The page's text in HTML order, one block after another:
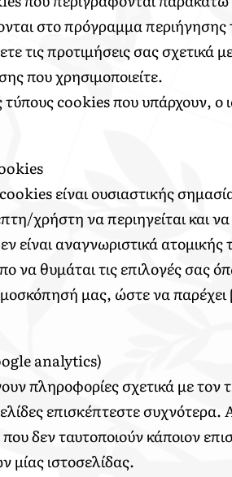
στο πρόγραμμα
τις προτιμήσεις σας
που χρησιμοποιείτε.
τύπους cookies που υπάρχουν, ο
είναι ουσιαστικής
χρήστη να περιηγείται και
είναι αναγνωριστικά
να θυμάται τις επιλογές σας
μας, ώστε να παρέχει
analytics)
πληροφορίες σχετικά με τον
επισκέπτεστε
δεν ταυτοποιούν κάποιον
μίας ιστοσελίδας.